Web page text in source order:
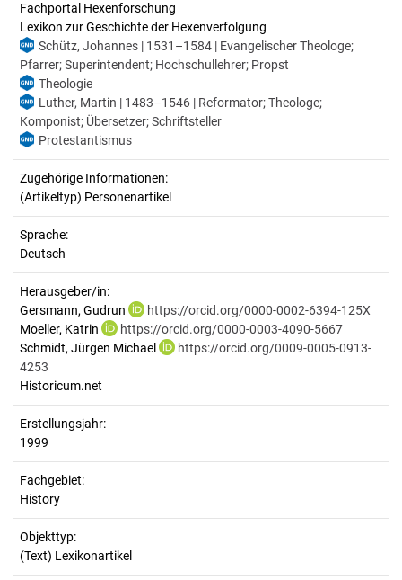
Fachportal Hexenforschung
Lexikon zur Geschichte der Hexenverfolgung
Schütz, Johannes | 1531–1584 | Evangelischer Theologe;
Pfarrer; Superintendent; Hochschullehrer; Propst
Theologie
Luther, Martin | 1483–1546 | Reformator; Theologe;
Komponist; Übersetzer; Schriftsteller
Protestantismus
Zugehörige Informationen:
(Artikeltyp) Personenartikel
Sprache:
Deutsch
Herausgeber/in:
Gersmann, Gudrun
https://orcid.org/0000-0002-6394-125X
Moeller, Katrin
https://orcid.org/0000-0003-4090-5667
Schmidt, Jürgen Michael
https://orcid.org/0009-0005-0913-
4253
Historicum.net
Erstellungsjahr:
1999
Fachgebiet:
History
Objekttyp:
(Text) Lexikonartikel